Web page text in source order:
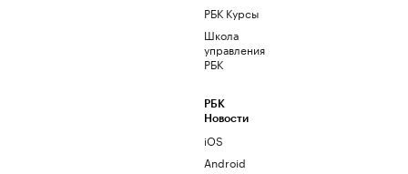
РБК Курсы
Школа
управления
РБК
РБК
Новости
iOS
Android